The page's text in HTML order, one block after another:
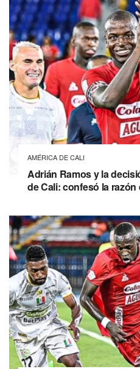
AMÉRICA DE CALI
Adrián Ramos y la
de Cali: confesó la